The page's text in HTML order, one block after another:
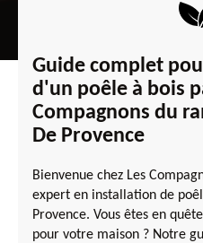
Guide complet
d'un poêle à bois
Compagnons du
De Provence
Bienvenue chez Les
expert en installation de
Provence. Vous êtes en
pour votre maison ? Notre